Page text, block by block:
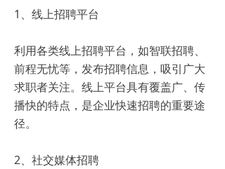
1、线上招聘平台
利用各类线上招聘平台，如智联招聘、
前程无忧等，发布招聘信息，吸引广大
求职者关注。线上平台具有覆盖广、传
播快的特点，是企业快速招聘的重要途
径。
2、社交媒体招聘